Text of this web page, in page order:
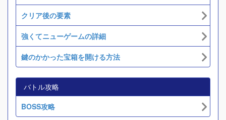
クリア後の要素
強くてニューゲームの詳細
鍵のかかった宝箱を開ける方法
バトル攻略
BOSS攻略